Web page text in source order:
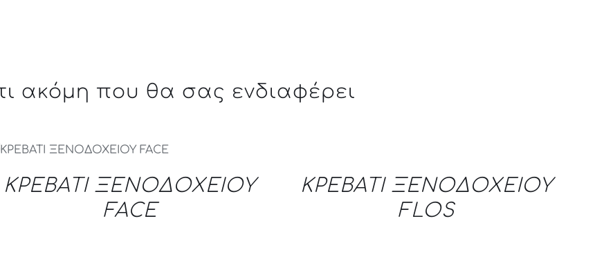
ακόμη που θα σας ενδιαφέρει
QUICK VIEW
ΚΡΕΒΑΤΙ ΞΕΝΟΔΟΧΕΙΟΥ
FACE
ΚΡΕΒΑΤΙ ΞΕΝΟΔΟΧΕΙΟΥ
FLOS